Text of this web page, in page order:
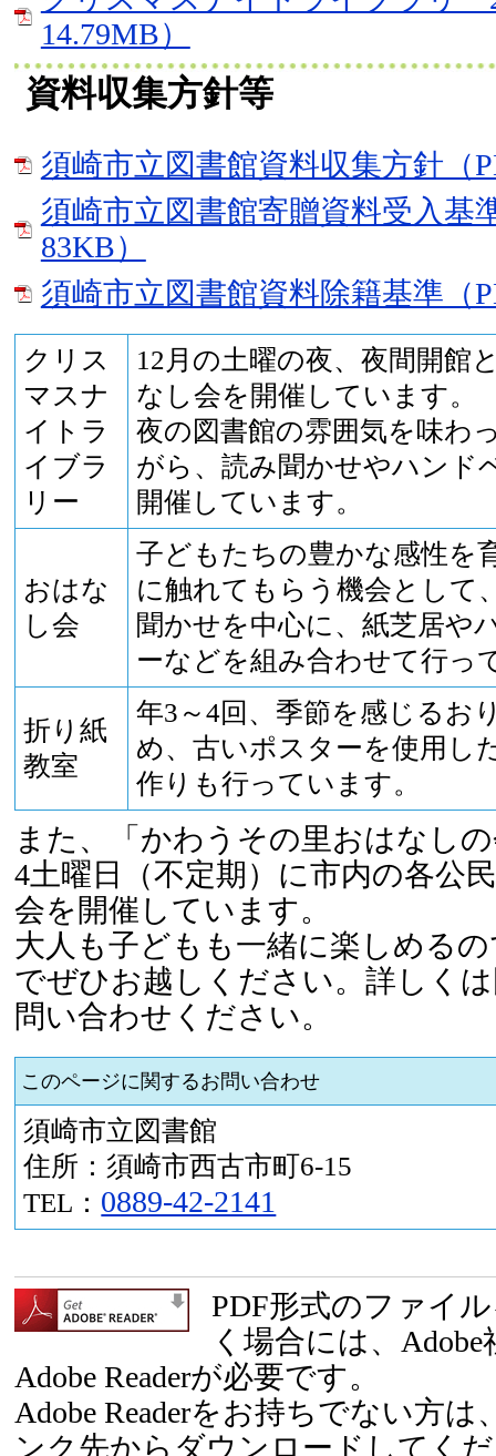
14.79MB）
資料収集方針等
須崎市立図書館資料収集方針（
須崎市立図書館寄贈資料受入基
83KB）
須崎市立図書館資料除籍基準（
クリス
マスナ
イトラ
イブラ
リー
12月の土曜の夜、夜間開館
なし会を開催しています。
夜の図書館の雰囲気を味わ
がら、読み聞かせやハンド
開催しています。
おはな
し会
子どもたちの豊かな感性を
に触れてもらう機会として
聞かせを中心に、紙芝居や
ーなどを組み合わせて行っ
折り紙
教室
年3～4回、季節を感じるお
め、古いポスターを使用し
作りも行っています。
また、「かわうその里おはなし
4土曜日（不定期）に市内の各公
会を開催しています。
大人も子どもも一緒に楽しめる
でぜひお越しください。詳しく
問い合わせください。
このページに関するお問い合わせ
須崎市立図書館
住所：須崎市西古市町6-15
TEL： 0889-42-2141
PDF形式のファイ
く場合には、
Adobe Readerが必要です。
Adobe Readerをお持ちでない方は
ンク先からダウンロードしてく